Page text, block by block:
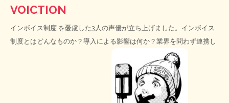
VOICTION
インボイス制度 を憂慮した3人の声優が立ち上げました。インボイス
制度とはどんなものか？導入による影響は何か？業界を問わず連携し